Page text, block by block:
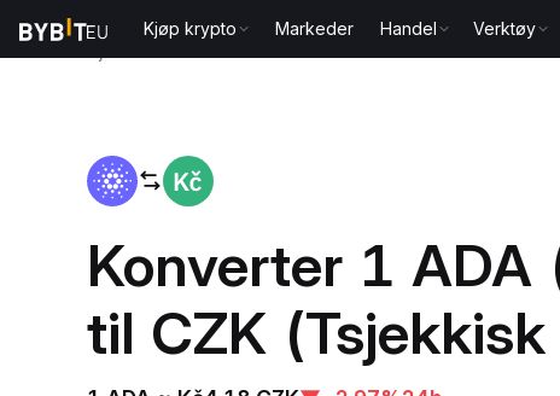
Kjøp krypto Markeder Handel Verktøy
Konverter 1 ADA
til CZK (Tsjekkisk